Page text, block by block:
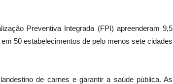
Preventiva Integrada (FPI) apreenderam 9,5
50 estabelecimentos de pelo menos sete cidades
de carnes e garantir a saúde pública. As